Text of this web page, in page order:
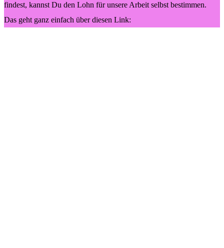
findest, kannst Du den Lohn für unsere Arbeit selbst bestimmen.
Das geht ganz einfach über diesen Link: